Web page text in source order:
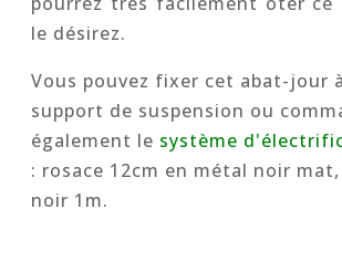
le désirez.
Vous pouvez fixer cet abat-jour
support de suspension ou
également le système
: rosace 12cm en métal noir
noir 1m.